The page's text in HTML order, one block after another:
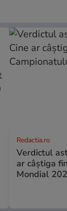
Redactia.ro
Verdictul
ar câștiga
Mondial